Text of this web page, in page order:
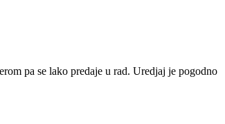
pa se lako predaje u rad. Uredjaj je pogodno